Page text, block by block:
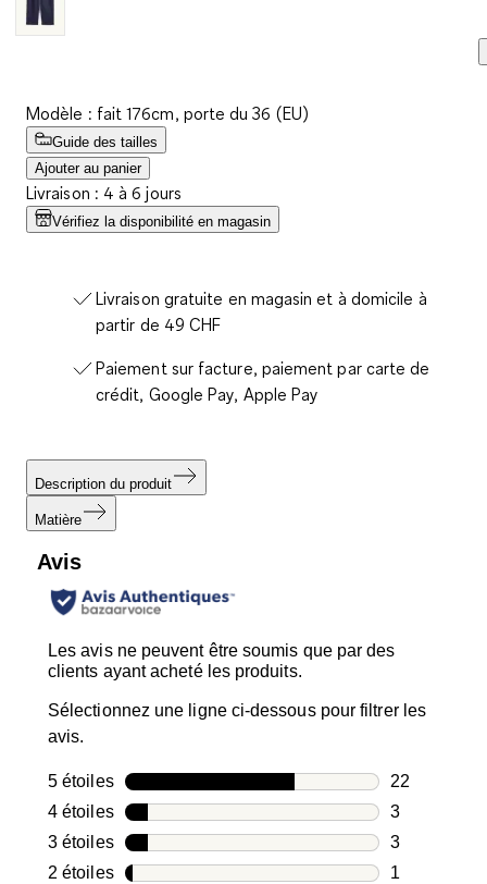
Modèle : fait 176cm, porte du 36 (EU)
Guide des tailles
Ajouter au panier
Livraison : 4 à 6 jours
Vérifiez la disponibilité en magasin
Livraison gratuite en magasin et à domicile à
partir de 49 CHF
Paiement sur facture, paiement par carte de
crédit, Google Pay, Apple Pay
Description du produit
Matière
Avis
Les avis ne peuvent être soumis que par des
clients ayant acheté les produits.
Sélectionnez une ligne ci-dessous pour filtrer les
avis.
5 étoilesétoiles
22
22 avis
4 étoilesétoiles
3
3 avis avec
3 étoilesétoiles
3
3 avis avec
2 étoilesétoiles
1